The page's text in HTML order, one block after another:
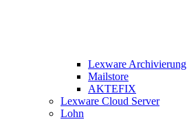
Lexware Archivierung
Mailstore
AKTEFIX
Lexware Cloud Server
Lohn